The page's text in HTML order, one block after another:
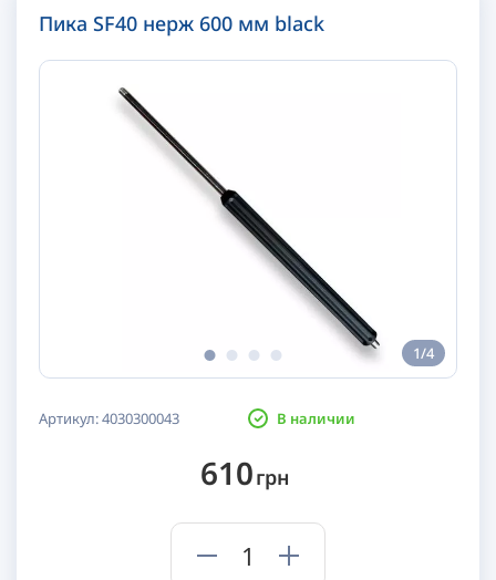
1/4
Пика SF40 нерж 600 мм black
Артикул:4030300043 В наличии
610грн